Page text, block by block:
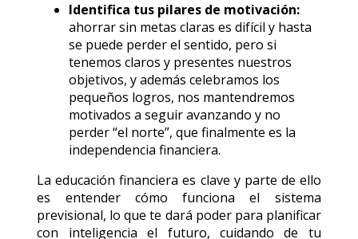
Identifica tus pilares de motivación:
ahorrar sin metas claras es difícil y hasta
se puede perder el sentido, pero si
tenemos claros y presentes nuestros
objetivos, y además celebramos los
pequeños logros, nos mantendremos
motivados a seguir avanzando y no
perder “el norte”, que finalmente es la
independencia financiera.
La educación financiera es clave y parte de ello
es entender cómo funciona el sistema
previsional, lo que te dará poder para planificar
con inteligencia el futuro, cuidando de tu